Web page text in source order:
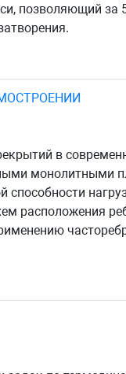
позволяющий за
в
монолитными
способности
расположения